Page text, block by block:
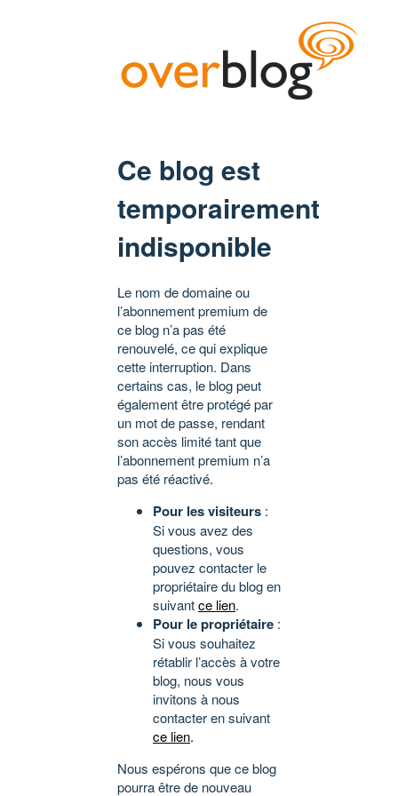
Ce blog est
temporairement
indisponible
Le nom de domaine ou
l’abonnement premium de
ce blog n’a pas été
renouvelé, ce qui explique
cette interruption. Dans
certains cas, le blog peut
également être protégé par
un mot de passe, rendant
son accès limité tant que
l’abonnement premium n’a
pas été réactivé.
Pour les visiteurs :
Si vous avez des
questions, vous
pouvez contacter le
propriétaire du blog en
suivantce lien.
Pour le propriétaire :
Si vous souhaitez
rétablir l’accès à votre
blog, nous vous
invitons à nous
contacter en suivant
ce lien.
Nous espérons que ce blog
pourra être de nouveau